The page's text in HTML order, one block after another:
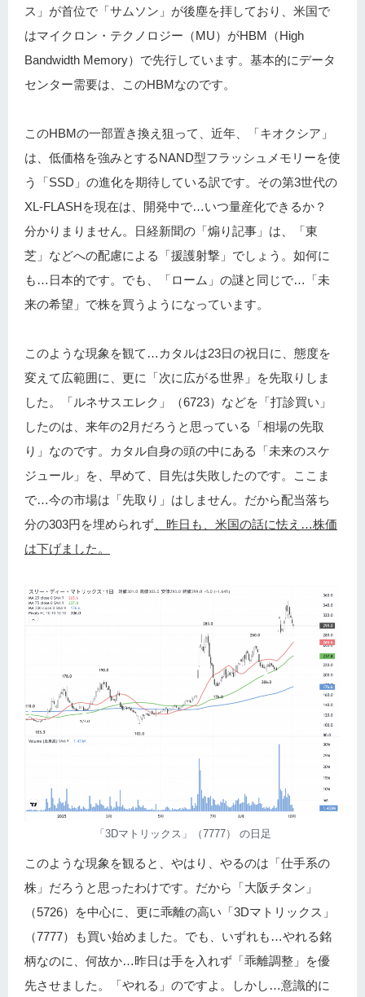
ス」が首位で「サムソン」が後塵を拝しており、米国で
はマイクロン・テクノロジー（MU）がHBM（High
Bandwidth Memory）で先行しています。基本的にデータ
センター需要は、このHBMなのです。
このHBMの一部置き換え狙って、近年、「キオクシア」
は、低価格を強みとするNAND型フラッシュメモリーを使
う「SSD」の進化を期待している訳です。その第3世代の
XL-FLASHを現在は、開発中で…いつ量産化できるか？
分かりまりません。日経新聞の「煽り記事」は、「東
芝」などへの配慮による「援護射撃」でしょう。如何に
も…日本的です。でも、「ローム」の謎と同じで…「未
来の希望」で株を買うようになっています。
このような現象を観て…カタルは23日の祝日に、態度を
変えて広範囲に、更に「次に広がる世界」を先取りしま
した。「ルネサスエレク」（6723）などを「打診買い」
したのは、来年の2月だろうと思っている「相場の先取
り」なのです。カタル自身の頭の中にある「未来のスケ
ジュール」を、早めて、目先は失敗したのです。ここま
で…今の市場は「先取り」はしません。だから配当落ち
分の303円を埋められず 、昨日も、米国の話に怯え…株価
は下げました。
「3Dマトリックス」（7777） の日足
このような現象を観ると、やはり、やるのは「仕手系の
株」だろうと思ったわけです。だから「大阪チタン」
（5726）を中心に、更に乖離の高い「3Dマトリックス」
（7777）も買い始めました。でも、いずれも…やれる銘
柄なのに、何故か…昨日は手を入れず「乖離調整」を優
先させました。「やれる」のですよ。しかし…意識的に